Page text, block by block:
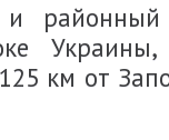
районный
км от